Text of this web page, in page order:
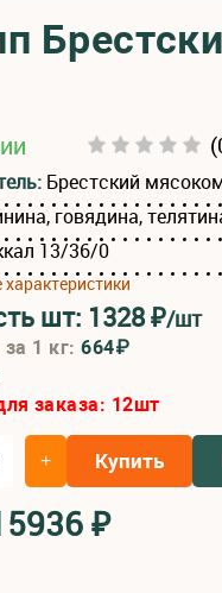
Брестский
говядина,
13/36/0
шт: 1328₽/шт
за 1 кг:664₽
заказа: 12шт
+ Купить
₽